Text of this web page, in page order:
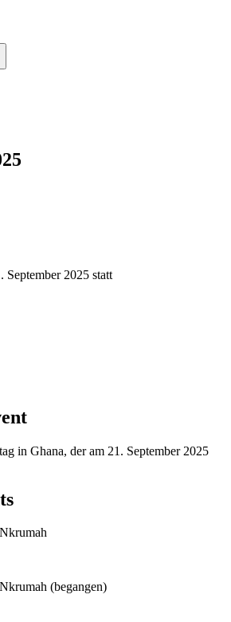
September 2025 statt
in Ghana, der am 21. September 2025
(begangen)